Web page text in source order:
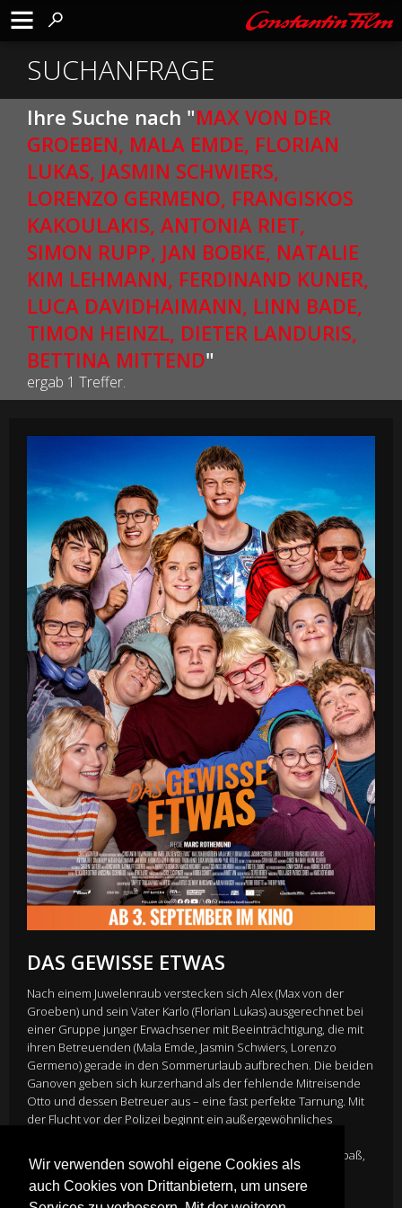
Wir verwenden sowohl eigene Cookies als
auch Cookies von Drittanbietern, um unsere
SUCHANFRAGE
Ihre Suche nach "MAX VON DER
GROEBEN, MALA EMDE, FLORIAN
LUKAS, JASMIN SCHWIERS,
LORENZO GERMENO, FRANGISKOS
KAKOULAKIS, ANTONIA RIET,
SIMON RUPP, JAN BOBKE, NATALIE
KIM LEHMANN, FERDINAND KUNER,
LUCA DAVIDHAIMANN, LINN BADE,
TIMON HEINZL, DIETER LANDURIS,
BETTINA MITTEND"
ergab 1 Treffer.
DAS GEWISSE ETWAS
Nach einem Juwelenraub verstecken sich Alex (Max von der
Groeben) und sein Vater Karlo (Florian Lukas) ausgerechnet bei
einer Gruppe junger Erwachsener mit Beeinträchtigung, die mit
ihren Betreuenden (Mala Emde, Jasmin Schwiers, Lorenzo
Germeno) gerade in den Sommerurlaub aufbrechen. Die beiden
Ganoven geben sich kurzerhand als der fehlende Mitreisende
Otto und dessen Betreuer aus – eine fast perfekte Tarnung. Mit
der Flucht vor der Polizei beginnt ein außergewöhnliches
Herausforderungen beschert, sondern auch jede Menge Spaß,
große Gefühle – und eine neue Sicht auf das Leben!
DirectorMarc Rothemund